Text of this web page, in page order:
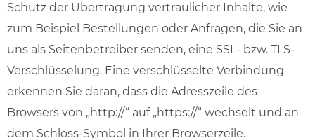
Schutz der Übertragung vertraulicher Inhalte, wie
zum Beispiel Bestellungen oder Anfragen, die Sie an
uns als Seitenbetreiber senden, eine SSL- bzw. TLS-
Verschlüsselung. Eine verschlüsselte Verbindung
erkennen Sie daran, dass die Adresszeile des
Browsers von „http://“ auf „https://“ wechselt und an
dem Schloss-Symbol in Ihrer Browserzeile.